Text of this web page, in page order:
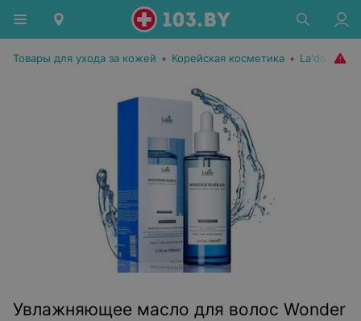
Товары для ухода за кожей • Корейская косметика • La'dor
Увлажняющее масло для волос Wonder